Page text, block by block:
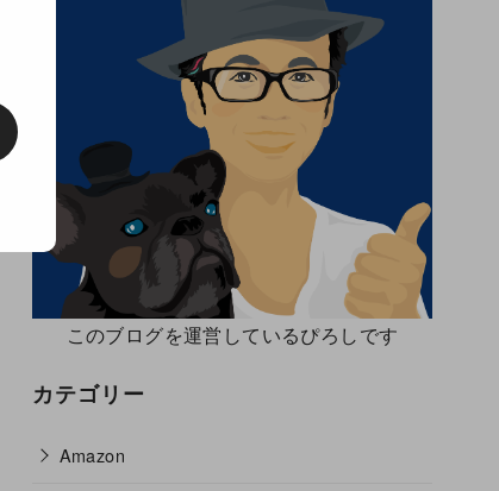
このブログを運営しているぴろしです
カテゴリー
Amazon